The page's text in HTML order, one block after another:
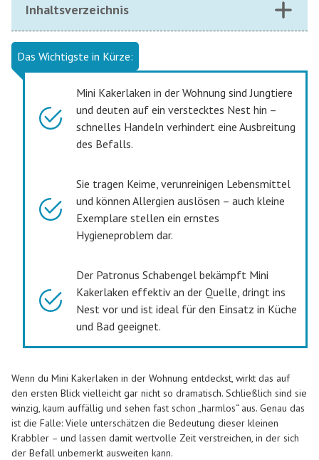
Inhaltsverzeichnis
Das Wichtigste in Kürze:
Mini Kakerlaken in der Wohnung sind Jungtiere
und deuten auf ein verstecktes Nest hin –
schnelles Handeln verhindert eine Ausbreitung
des Befalls.
Sie tragen Keime, verunreinigen Lebensmittel
und können Allergien auslösen – auch kleine
Exemplare stellen ein ernstes
Hygieneproblem dar.
Der Patronus Schabengel bekämpft Mini
Kakerlaken effektiv an der Quelle, dringt ins
Nest vor und ist ideal für den Einsatz in Küche
und Bad geeignet.
Wenn du Mini Kakerlaken in der Wohnung entdeckst, wirkt das auf
den ersten Blick vielleicht gar nicht so dramatisch. Schließlich sind sie
winzig, kaum auffällig und sehen fast schon „harmlos“ aus. Genau das
ist die Falle: Viele unterschätzen die Bedeutung dieser kleinen
Krabbler – und lassen damit wertvolle Zeit verstreichen, in der sich
der Befall unbemerkt ausweiten kann.